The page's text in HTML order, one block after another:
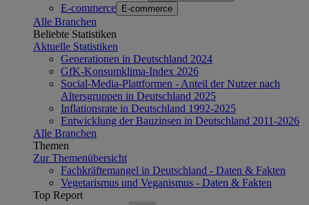
E-commerce E-commerce
Alle Branchen
Beliebte Statistiken
Aktuelle Statistiken
Generationen in Deutschland 2024
GfK-Konsumklima-Index 2026
Social-Media-Plattformen - Anteil der Nutzer nach
Altersgruppen in Deutschland 2025
Inflationsrate in Deutschland 1992-2025
Entwicklung der Bauzinsen in Deutschland 2011-2026
Alle Branchen
Themen
Zur Themenübersicht
Fachkräftemangel in Deutschland - Daten & Fakten
Vegetarismus und Veganismus - Daten & Fakten
Top Report